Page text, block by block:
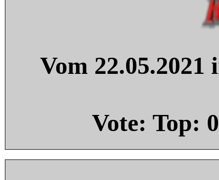
Vom
Vote: Top: 0